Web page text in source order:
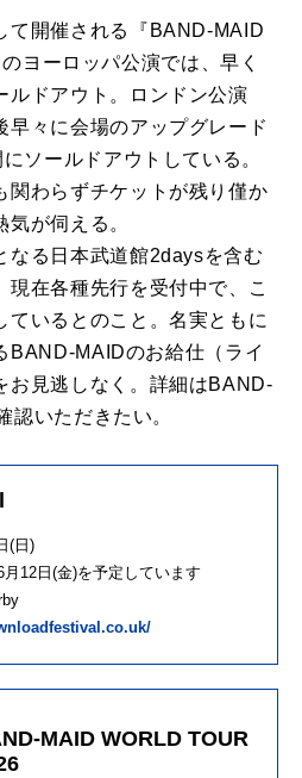
て開催される『BAND-MAID
ヨーロッパ公演では、早く
ルドアウト。ロンドン公演
早々に会場のアップグレード
ソールドアウトしている。
関わらずチケットが残り僅か
が伺える。
なる日本武道館2daysを含む
現在各種先行を受付中で、こ
ているとのこと。名実ともに
BAND-MAIDのお給仕（ライ
お見逃しなく。詳細はBAND-
認いただきたい。
(日)
12日(金)を予定しています
MAID WORLD TOUR